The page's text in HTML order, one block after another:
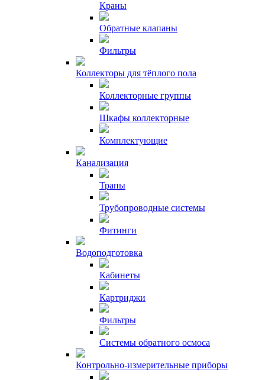
Краны
Обратные клапаны
Фильтры
Коллекторы для тёплого пола
Коллекторные группы
Шкафы коллекторные
Комплектующие
Канализация
Трапы
Трубопроводные системы
Фитинги
Водоподготовка
Кабинеты
Картриджи
Фильтры
Системы обратного осмоса
Контрольно-измерительные приборы